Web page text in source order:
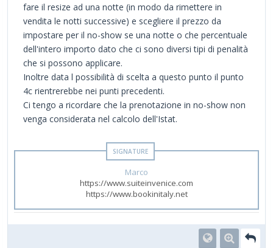
fare il resize ad una notte (in modo da rimettere in
vendita le notti successive) e scegliere il prezzo da
impostare per il no-show se una notte o che percentuale
dell'intero importo dato che ci sono diversi tipi di penalità
che si possono applicare.
Inoltre data l possibilità di scelta a questo punto il punto
4c rientrerebbe nei punti precedenti.
Ci tengo a ricordare che la prenotazione in no-show non
venga considerata nel calcolo dell'Istat.
Marco
https://www.suiteinvenice.com
https://www.bookinitaly.net